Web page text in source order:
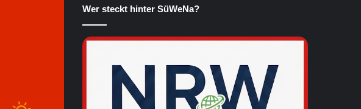
Wer steckt hinter SüWeNa?